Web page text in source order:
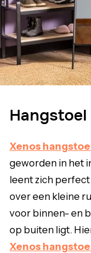
Hangstoel
Xenos
geworden in het
leent zich
over een kleine
voor binnen- en
op buiten ligt.
Xenos